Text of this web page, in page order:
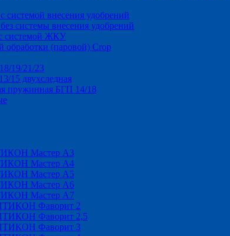
системой внесения удобрений
системы внесения удобрений
системой ЖКУ
обработки (паровой) Crop
19/21/23
15 двухследная
пружинная БГП 14/18
Мастер А3
Мастер А4
Мастер А5
Мастер А6
Мастер А7
Фаворит 2
Фаворит 2,5
Фаворит 3